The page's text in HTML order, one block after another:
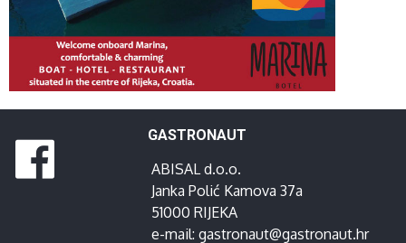
GASTRONAUT
ABISAL d.o.o.
Janka Polić Kamova 37a
51000 RIJEKA
e-mail: gastronaut@gastronaut.hr